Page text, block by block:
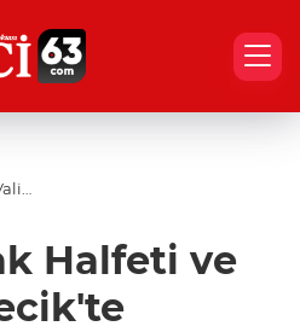
Birecik'teHalfeti ve